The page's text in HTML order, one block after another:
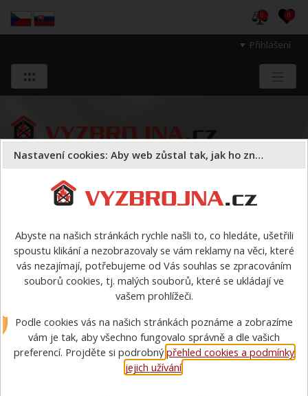
Přihlášení
0 0
a majetek druhých.
ZBOŽÍ v AKCI nebo s DÁRKEM
Prodej zboží již SKONČIL.
Nastavení cookies: Aby web zůstal tak, jak ho znáte
Abyste na našich stránkách rychle našli to, co hledáte, ušetřili
spoustu klikání a nezobrazovaly se vám reklamy na věci, které
vás nezajímají, potřebujeme od Vás souhlas se zpracováním
souborů cookies, tj. malých souborů, které se ukládají ve
vašem prohlížeči.
Podle cookies vás na našich stránkách poznáme a zobrazíme
vám je tak, aby všechno fungovalo správně a dle vašich
preferencí. Projděte si podrobnýpřehled cookies a podmínky
jejich užívání.